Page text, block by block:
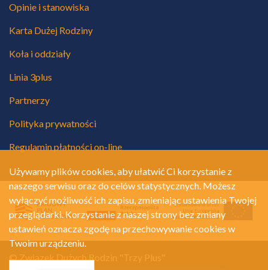
Opinie i stanowiska
Karta Dużej Rodziny
Koła i oddziały
Linia 3plus
Partnerzy
Polityka prywatności
Regulamin płatności on-line
© Związek Dużych Rodzin "Trzy Plus"
Używamy plików cookies, aby ułatwić Ci korzystanie z
naszego serwisu oraz do celów statystycznych. Możesz
wyłączyć możliwość ich zapisu, zmieniając ustawienia Twojej
przeglądarki. Korzystanie z naszej strony bez zmiany
ustawień oznacza zgodę na przechowywanie cookies w
Twoim urządzeniu.